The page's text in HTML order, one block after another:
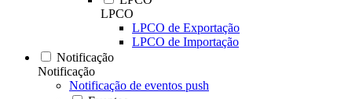
LPCO
LPCO de Exportação
LPCO de Importação
Notificação
Notificação
Notificação de eventos push